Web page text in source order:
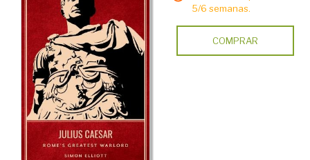
5/6 semanas.
COMPRAR